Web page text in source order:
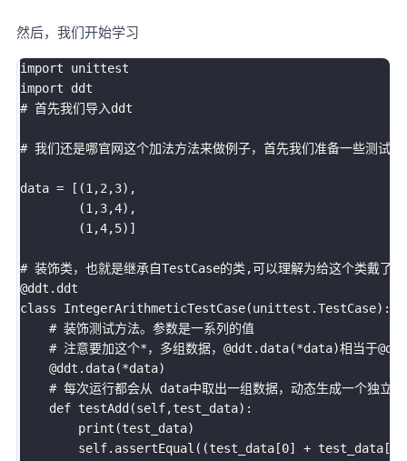
然后，我们开始学习
import
import
# 首先我们导入ddt
# 我们还是哪官网这个加法方法来做例子，首先我们准备一些测试数
data = [ (1 ,2 ,3) ,
(1 ,3,4) ,
(1 ,4,5) ]
# 装饰类，也就是继承自TestCase的类,可以理解为给这个类戴了
@ddt .
class
IntegerArithmeticTestCase(unittest .TestCase) :
# 装饰测试方法。参数是一系列的值
# 注意要加这个*，多组数据，@ddt.data(*data)相当
    @ddt
. data(*data)
# 每次运行都会从 data中取出一组数据，动态生成一个独立的
def testAdd (self,test_data) :
print (test_data)
        self
. assertEqual ( (test_data [0] + test_data [